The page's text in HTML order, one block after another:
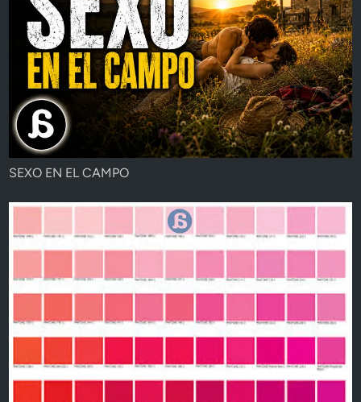
SEXO EN EL CAMPO